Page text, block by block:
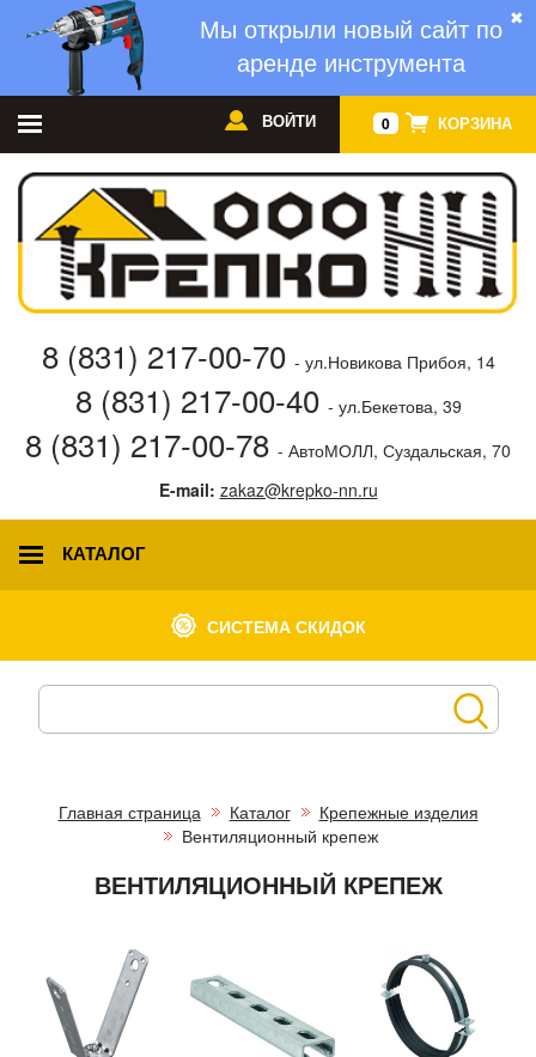
✖
Мы открыли новый сайт по
аренде инструмента
0 КОРЗИНА
ВОЙТИ
8 (831) 217-00-70 - ул.Новикова Прибоя, 14
8 (831) 217-00-40 - ул.Бекетова, 39
8 (831) 217-00-78 - АвтоМОЛЛ, Суздальская, 70
E-mail: zakaz@krepko-nn.ru
КАТАЛОГ
СИСТЕМА СКИДОК
Главная страница Каталог
Крепежные изделия
Вентиляционный крепеж
ВЕНТИЛЯЦИОННЫЙ КРЕПЕЖ